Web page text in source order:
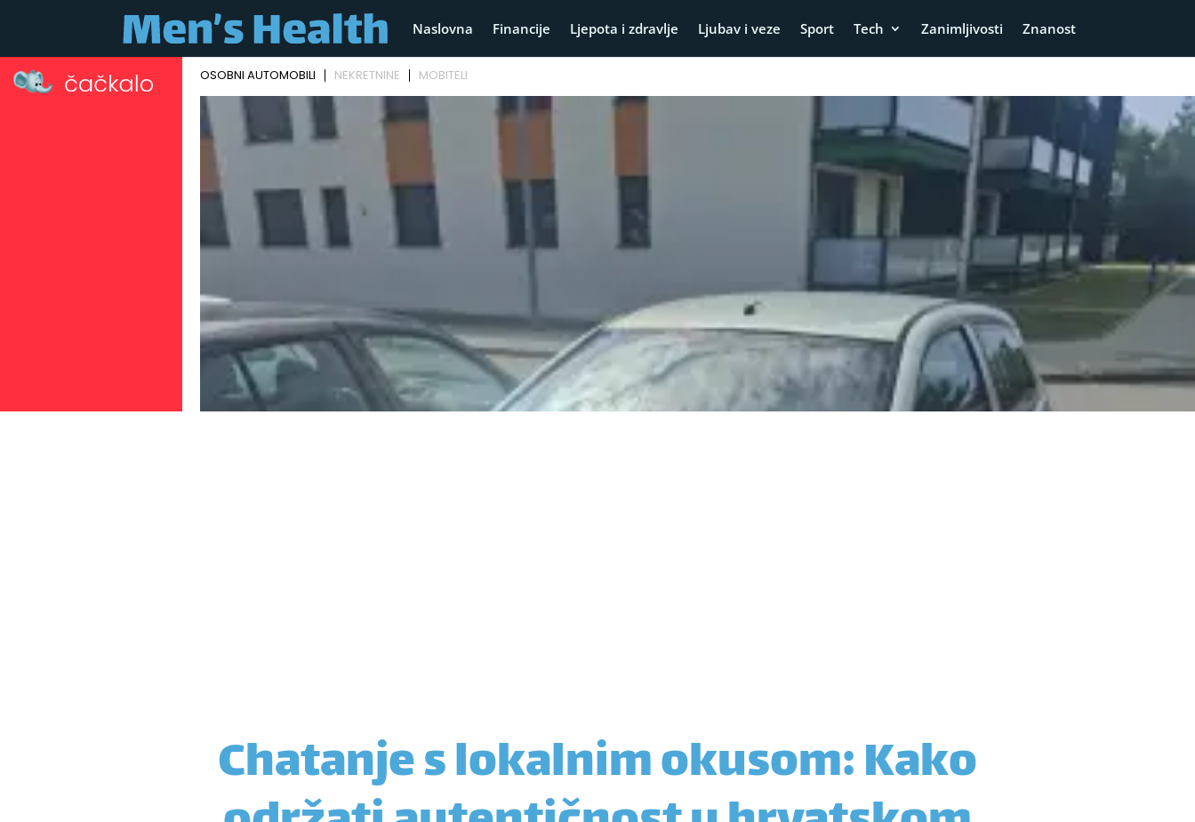
Naslovna Financije Ljepota i zdravlje Ljubav i veze Sport Tech Zanimljivosti Znanost
Chatanje s lokalnim okusom: Kako